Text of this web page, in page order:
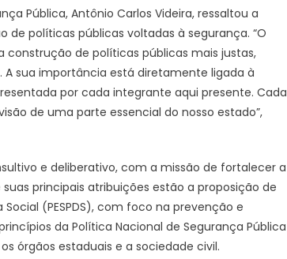
Pública, Antônio Carlos Videira, ressaltou a
políticas públicas voltadas à segurança. “O
de políticas públicas mais justas,
sua importância está diretamente ligada à
por cada integrante aqui presente. Cada
de uma parte essencial do nosso estado”,
e deliberativo, com a missão de fortalecer a
principais atribuições estão a proposição de
(PESPDS), com foco na prevenção e
da Política Nacional de Segurança Pública
órgãos estaduais e a sociedade civil.